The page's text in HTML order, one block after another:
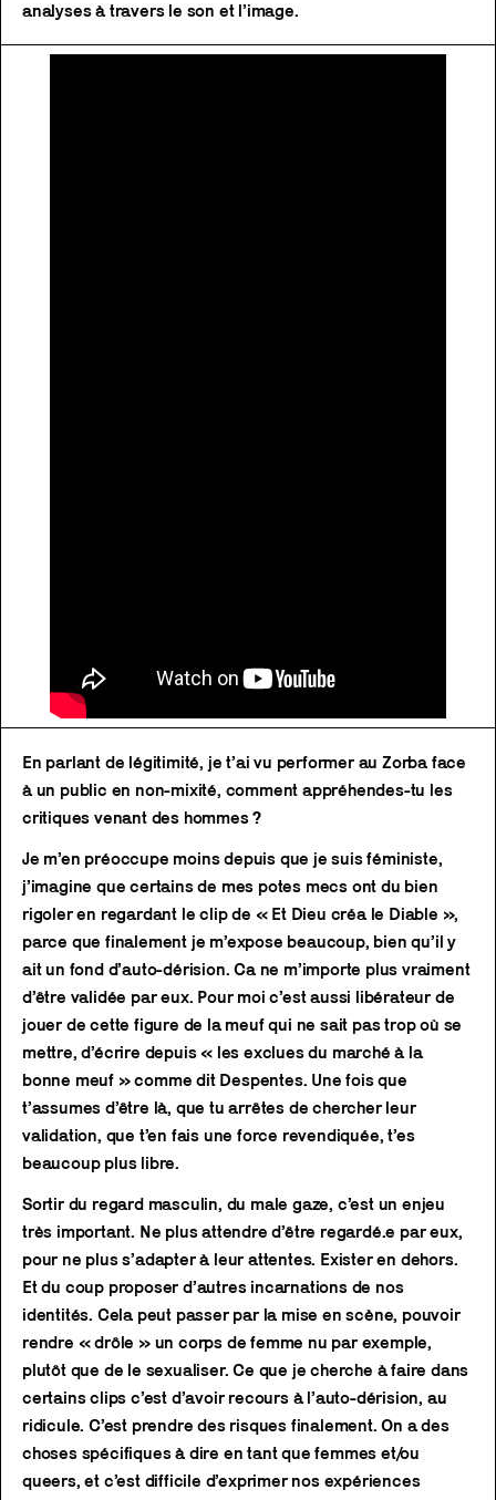
analyses à travers le son et l’image.
En parlant de légitimité, je t’ai vu performer au Zorba face
à un public en non-mixité, comment appréhendes-tu les
critiques venant des hommes ?
Je m’en préoccupe moins depuis que je suis féministe,
j’imagine que certains de mes potes mecs ont du bien
rigoler en regardant le clip de « Et Dieu créa le Diable »,
parce que finalement je m’expose beaucoup, bien qu’il y
ait un fond d’auto-dérision. Ca ne m’importe plus vraiment
d’être validée par eux. Pour moi c’est aussi libérateur de
jouer de cette figure de la meuf qui ne sait pas trop où se
mettre, d’écrire depuis « les exclues du marché à la
bonne meuf » comme dit Despentes. Une fois que
t’assumes d’être là, que tu arrêtes de chercher leur
validation, que t’en fais une force revendiquée, t’es
beaucoup plus libre.
Sortir du regard masculin, du male gaze, c’est un enjeu
très important. Ne plus attendre d’être regardé.e par eux,
pour ne plus s’adapter à leur attentes. Exister en dehors.
Et du coup proposer d’autres incarnations de nos
identités. Cela peut passer par la mise en scène, pouvoir
rendre « drôle » un corps de femme nu par exemple,
plutôt que de le sexualiser. Ce que je cherche à faire dans
certains clips c’est d’avoir recours à l’auto-dérision, au
ridicule. C’est prendre des risques finalement. On a des
choses spécifiques à dire en tant que femmes et/ou
queers, et c’est difficile d’exprimer nos expériences